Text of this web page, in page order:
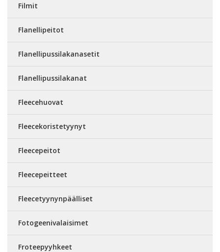
Filmit
Flanellipeitot
Flanellipussilakanasetit
Flanellipussilakanat
Fleecehuovat
Fleecekoristetyynyt
Fleecepeitot
Fleecepeitteet
Fleecetyynynpäälliset
Fotogeenivalaisimet
Froteepyyhkeet